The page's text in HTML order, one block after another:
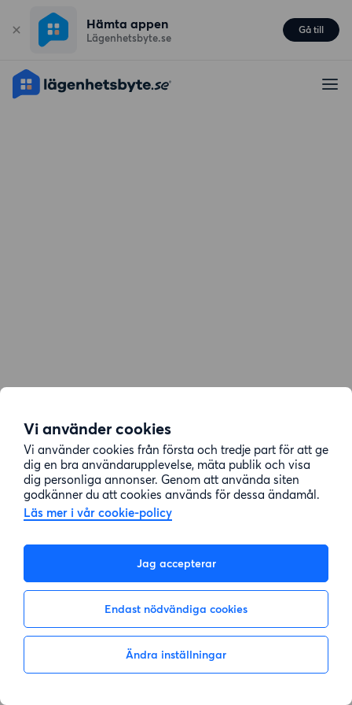
Vi använder cookies
Vi använder cookies från första och tredje part för att ge
dig en bra användarupplevelse, mäta publik och visa
dig personliga annonser. Genom att använda siten
godkänner du att cookies används för dessa ändamål.
Läs mer i vår cookie-policy
Jag accepterar
Endast nödvändiga cookies
Ändra inställningar
Hämta appen
Lägenhetsbyte.se
Gå till